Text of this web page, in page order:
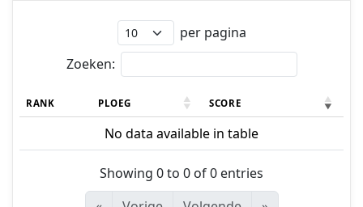
per pagina
Zoeken:
RANK PLOEG SCORE
No data available in table
Showing 0 to 0 of 0 entries